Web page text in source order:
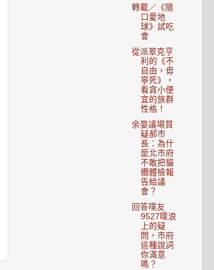
轉載／《隨
口愛地
球》試吃
會
從派翠克亨
利的《不
自由，毋
寧死》，
看貪小便
宜的族群
性格！
余晏議場質
疑郝市
長：為什
麼北市府
不敢把貓
纜體檢報
告給議
會？
回答噗友
9527噗浪
上的疑
問，市府
這種說詞
你滿意
嗎？